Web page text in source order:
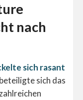
nach
sich rasant
sich das